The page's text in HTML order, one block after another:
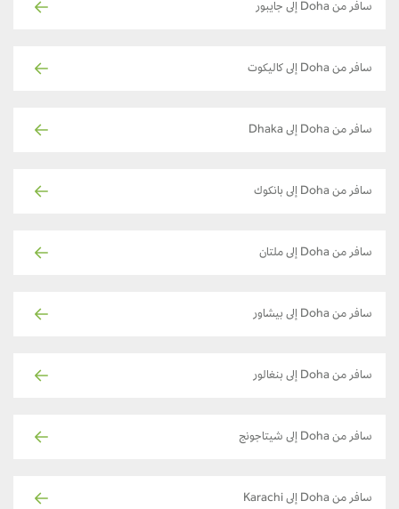
سافر من Doha إلى جايبور
سافر من Doha إلى كاليكوت
سافر من Doha إلى Dhaka
سافر من Doha إلى بانكوك
سافر من Doha إلى ملتان
سافر من Doha إلى بيشاور
سافر من Doha إلى بنغالور
سافر من Doha إلى شيتاجونج
سافر من Doha إلى Karachi